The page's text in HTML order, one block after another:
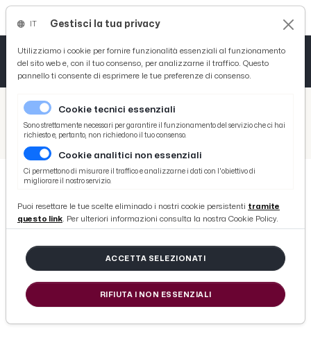
/ Picenotime
/ News
Ascoli Piceno, vescovo Palmieri in Kenya con una delegazione della Caritas Marche
Ascoli Piceno, vescovo Palmieri in
Kenya con una delegazione della
Caritas Marche
di Redazione Picenotime
Gestisci la tua privacy
Utilizziamo i cookie per fornire funzionalità essenziali al funzionamento
del sito web e, con il tuo consenso, per analizzarne il traffico. Questo
pannello ti consente di esprimere le tue preferenze di consenso.
Cookie tecnici essenziali
Sono strettamente necessari per garantire il funzionamento del servizio che ci hai
richiesto e, pertanto, non richiedono il tuo consenso.
Cookie analitici non essenziali
Ci permettono di misurare il traffico e analizzarne i dati con l'obiettivo di
migliorare il nostro servizio.
Puoi resettare le tue scelte eliminado i nostri cookie persistenti tramite
questo link. Per ulteriori informazioni consulta la nostra Cookie Policy.
ACCETTA SELEZIONATI
RIFIUTA I NON ESSENZIALI
Tutto News
Tutto Sport
Basket
Ciclismo
Tutto Curiosità